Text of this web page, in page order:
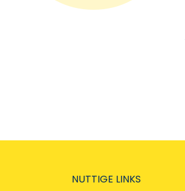
NUTTIGE LINKS